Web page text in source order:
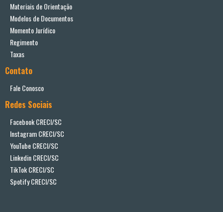
Materiais de Orientação
Modelos de Documentos
Momento Jurídico
Regimento
Taxas
Contato
Fale Conosco
Redes Sociais
Facebook CRECI/SC
Instagram CRECI/SC
YouTube CRECI/SC
Linkedin CRECI/SC
TikTok CRECI/SC
Spotify CRECI/SC